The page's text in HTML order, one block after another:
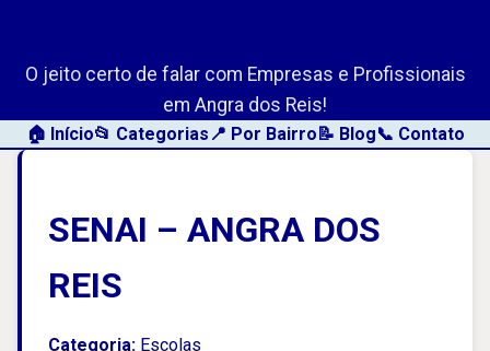
O jeito certo de falar com Empresas e Profissionais
em Angra dos Reis!
🏠 Início📂 Categorias 📍 Por Bairro📝 Blog📞 Contato
SENAI – ANGRA DOS
REIS
Categoria: Escolas